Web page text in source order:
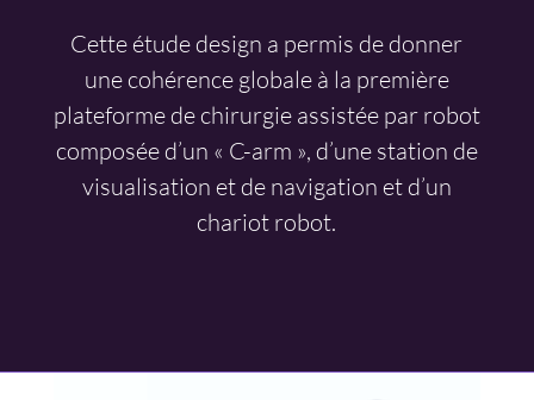
Cette étude design a permis de donner
une cohérence globale à la première
plateforme de chirurgie assistée par robot
composée d’un « C-arm », d’une station de
visualisation et de navigation et d’un
chariot robot.